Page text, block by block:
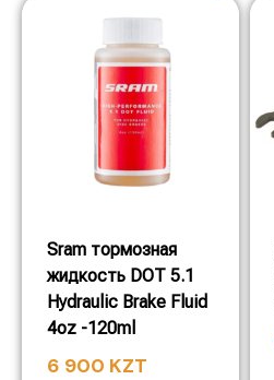
Sram тормозная
жидкость DOT 5.1
Hydraulic Brake Fluid
4oz -120ml
6 900 KZT